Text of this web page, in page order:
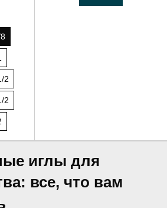
2
2
иглы для
все, что вам